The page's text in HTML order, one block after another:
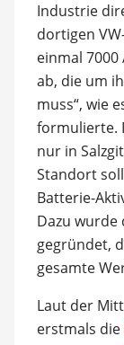
Industrie
dortigen
einmal
ab, die um
muss“, wie
formulierte.
nur in
Standort
Batterie-
Dazu wurde
gegründet,
gesamte
Laut der
erstmals die